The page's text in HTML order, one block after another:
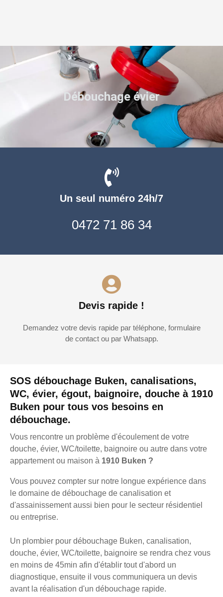
SOS débouchage Buken, canalisations,
WC, évier, égout, baignoire, douche à 1910
Buken pour tous vos besoins en
débouchage.
Vous rencontre un problème d'écoulement de votre
douche, évier, WC/toilette, baignoire ou autre dans votre
appartement ou maison à 1910 Buken ?
Vous pouvez compter sur notre longue expérience dans
le domaine de débouchage de canalisation et
d'assainissement aussi bien pour le secteur résidentiel
ou entreprise.
Un plombier pour débouchage Buken, canalisation,
douche, évier, WC/toilette, baignoire se rendra chez vous
en moins de 45min afin d'établir tout d'abord un
diagnostique, ensuite il vous communiquera un devis
avant la réalisation d'un débouchage rapide.
Un seul numéro 24h/7
0472 71 86 34
Devis rapide !
Demandez votre devis rapide par téléphone, formulaire
de contact ou par Whatsapp.
Débouchage évier